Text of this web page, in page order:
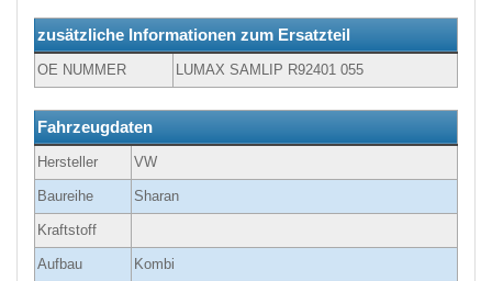
zusätzliche Informationen zum Ersatzteil
OE NUMMER LUMAX SAMLIP R92401 055
Fahrzeugdaten
Hersteller VW
Baureihe Sharan
Kraftstoff
Aufbau Kombi